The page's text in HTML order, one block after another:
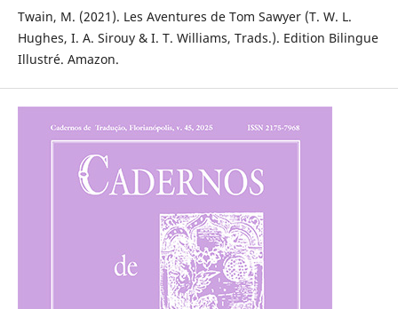
Twain, M. (2021). Les Aventures de Tom Sawyer (T. W. L.
Hughes, I. A. Sirouy & I. T. Williams, Trads.). Edition Bilingue
Illustré. Amazon.